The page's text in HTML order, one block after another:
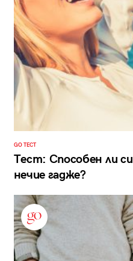
GO ТЕСТ
Тест: Способен ли
нечие гадже?